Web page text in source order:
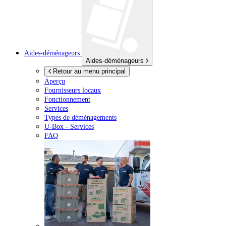
Aides-déménageurs
Aides-déménageurs
Retour au menu principal
Aperçu
Fournisseurs locaux
Fonctionnement
Services
Types de déménagements
U-Box - Services
FAQ